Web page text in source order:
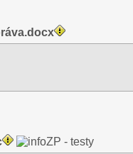
ZP - testy